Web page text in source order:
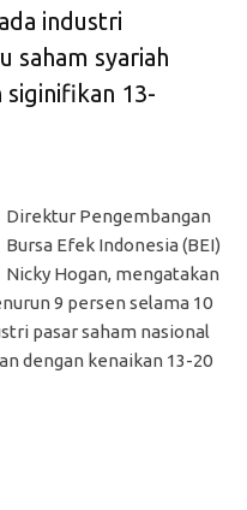
industri
saham syariah
siginifikan 13-
Direktur Pengembangan
Bursa Efek Indonesia (BEI)
Nicky Hogan, mengatakan
9 persen selama 10
pasar saham nasional
dengan kenaikan 13-20